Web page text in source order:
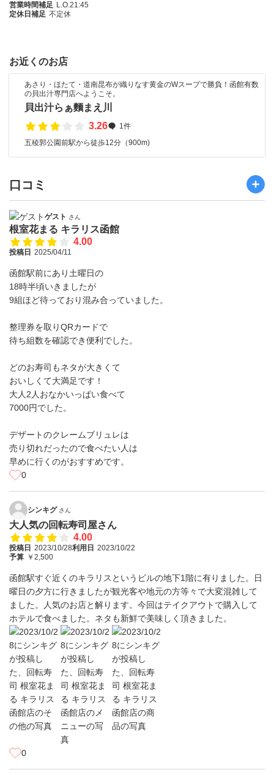
営業時間補足 L.O.21:45
定休日補足 不定休
お近くのお店
あさり・ほたて・道南昆布が織りなす黄金のWスープで勝負！函館有数
の貝出汁専門店へようこそ。
貝出汁らぁ麵まえ川
3.26
1件
五稜郭公園前駅から徒歩12分（900m)
口コミ
ゲスト さん
根室花まる キラリス函館
4.00
投稿日 2025/04/11
函館駅前にあり土曜日の
18時半頃いきましたが
9組ほど待っており混み合っていました。
整理券を取りQRカードで
待ち組数を確認でき便利でした。
どのお寿司もネタが大きくて
おいしくて大満足です！
大人2人おなかいっぱい食べて
7000円でした。
デザートのクレームブリュレは
売り切れだったので食べたい人は
早めに行くのがおすすめです。
0
シンキグ さん
大人気の回転寿司屋さん
4.00
投稿日 2023/10/28利用日 2023/10/22
予算 ￥2,500
函館駅すぐ近くのキラリスというビルの地下1階に有りました。日
曜日の夕方に行きましたが観光客や地元の方等々で大変混雑して
ました。人気のお店と解ります。今回はテイクアウトで購入して
ホテルで食べました。ネタも新鮮で美味しく頂きました。
0